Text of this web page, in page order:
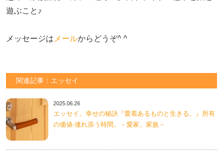
遊ぶこと♪
メッセージは メールからどうぞ^ ^
関連記事：エッセイ
2025.06.26
エッセイ。幸せの秘訣『愛着あるものと生きる。』所有
の価値-連れ添う時間。－愛家、家族－